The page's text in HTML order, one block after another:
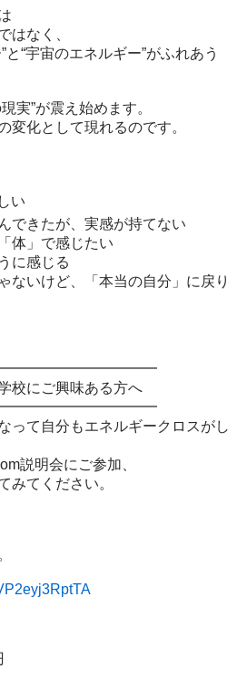
はなく、
“宇宙のエネルギー”がふれあう
実”が震え始めます。
変化として現れるのです。
い
できたが、実感が持てない
体」で感じたい
に感じる
ないけど、「本当の自分」に戻り
校にご興味ある方へ
って自分もエネルギークロスがし
説明会にご参加、
みてください。